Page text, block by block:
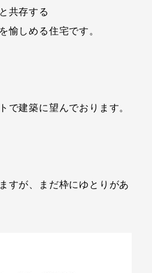
共存する
愉しめる住宅です。
で建築に望んでおります。
すが、まだ枠にゆとりがあ